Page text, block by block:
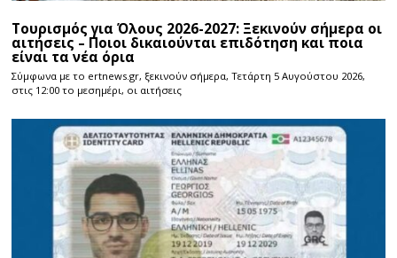
Τουρισμός για Όλους 2026-2027: Ξεκινούν σήμερα οι
αιτήσεις – Ποιοι δικαιούνται επιδότηση και ποια
είναι τα νέα όρια
Σύμφωνα με το ertnews.gr, ξεκινούν σήμερα, Τετάρτη 5 Αυγούστου 2026,
στις 12:00 το μεσημέρι, οι αιτήσεις